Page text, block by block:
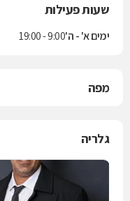
שעות פעילות
ימים א' - ה'9:00 - 19:00
מפה
גלריה